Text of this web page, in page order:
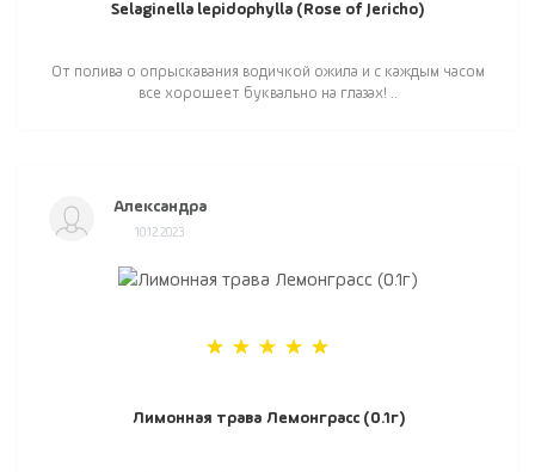
Selaginella lepidophylla (Rose of Jericho)
От полива о опрыскавания водичкой ожила и с каждым часом
все хорошеет буквально на глазах! ..
Александра
10.12.2023
Лимонная трава Лемонграсс (0.1г)